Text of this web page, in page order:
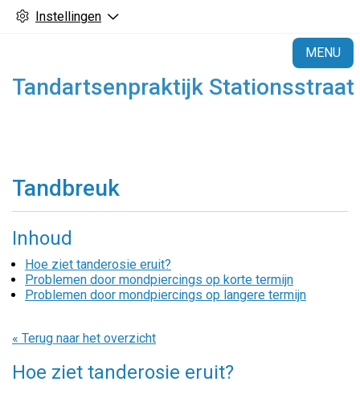
Instellingen
MENU
Tandartsenpraktijk Stationsstraat
Tandbreuk
Inhoud
Hoe ziet tanderosie eruit?
Problemen door mondpiercings op korte termijn
Problemen door mondpiercings op langere termijn
« Terug naar het overzicht
Hoe ziet tanderosie eruit?